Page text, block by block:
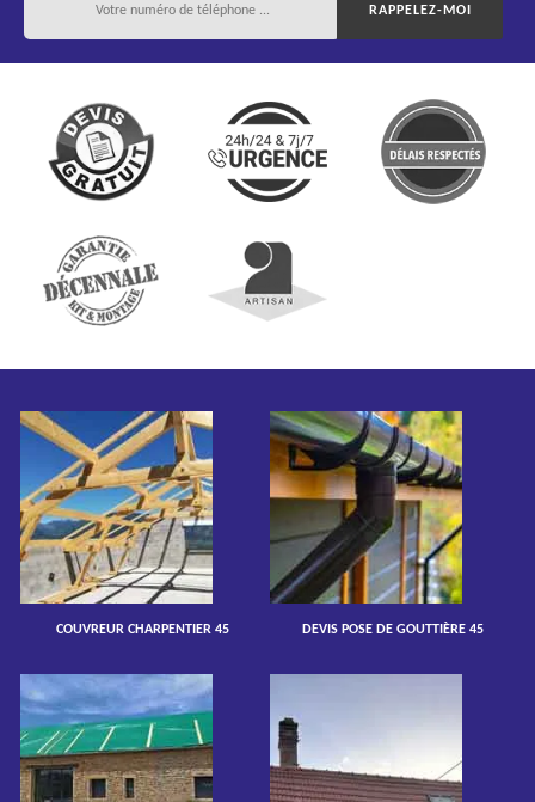
COUVREUR CHARPENTIER 45 DEVIS POSE DE GOUTTIÈRE 45